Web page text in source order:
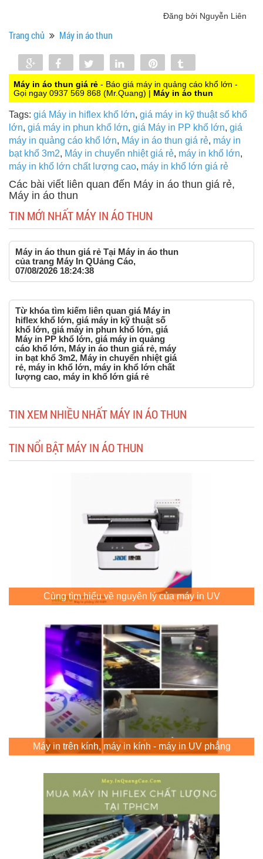
Đăng bởi Nguyễn Liên
Trang chủ Máy in áo thun
Share Share Tweet Share
0
Máy in áo thun giá rẻ - Báo giá máy in quảng cáo khổ lớn -
Gọi ngay 0937 569 868 (Mr.Quang) | Máy in áo thun
Tags: giá Máy in hiflex khổ lớn, giá máy in kỹ thuật số khổ
lớn, giá máy in phun khổ lớn, giá Máy in PP khổ lớn, giá
máy in quảng cáo khổ lớn, Máy in áo thun giá rẻ, máy in
bạt khổ 3m2, Máy in chuyển nhiệt giá rẻ, máy in khổ lớn,
máy in khổ lớn chất lượng cao, máy in khổ lớn giá rẻ
Các bài viết liên quan đến Máy in áo thun giá rẻ,
Máy in áo thun
TIN MỚI NHẤT MÁY IN ÁO THUN
Máy in áo thun giá rẻ Tại Máy in áo thun
của trang Máy In QUảng Cáo,
07/08/2026 18:24:38
Từ khóa tìm kiếm liên quan giá Máy in
hiflex khổ lớn, giá máy in kỹ thuật số
khổ lớn, giá máy in phun khổ lớn, giá
Máy in PP khổ lớn, giá máy in quảng
cáo khổ lớn, Máy in áo thun giá rẻ, máy
in bạt khổ 3m2, Máy in chuyển nhiệt giá
rẻ, máy in khổ lớn, máy in khổ lớn chất
lượng cao, máy in khổ lớn giá rẻ
TIN XEM NHIỀU NHẤT MÁY IN ÁO THUN
TIN NỔI BẬT MÁY IN ÁO THUN
Cùng tìm hiểu về nguyên lý của máy in UV
Máy in trên kính, máy in kính - máy in UV phẳng